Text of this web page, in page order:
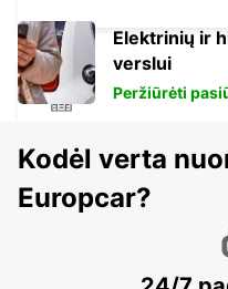
VENEZIA - ITALY
Elektrinių ir
verslui
Peržiūrėti
Kodėl verta
Europcar?